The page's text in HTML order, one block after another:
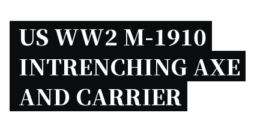
US WW2 M-1910
INTRENCHING AXE
AND CARRIER